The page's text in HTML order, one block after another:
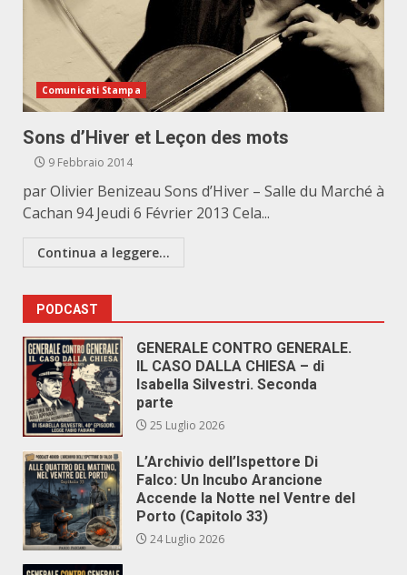
Comunicati Stampa
Sons d’Hiver et Leçon des mots
9 Febbraio 2014
par Olivier Benizeau Sons d’Hiver – Salle du Marché à
Cachan 94 Jeudi 6 Février 2013 Cela...
Continua a leggere...
PODCAST
GENERALE CONTRO GENERALE.
IL CASO DALLA CHIESA – di
Isabella Silvestri. Seconda
parte
25 Luglio 2026
L’Archivio dell’Ispettore Di
Falco: Un Incubo Arancione
Accende la Notte nel Ventre del
Porto (Capitolo 33)
24 Luglio 2026